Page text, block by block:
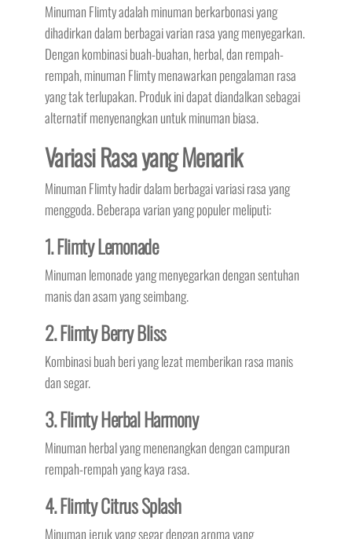
Minuman Flimty adalah minuman berkarbonasi yang
dihadirkan dalam berbagai varian rasa yang menyegarkan.
Dengan kombinasi buah-buahan, herbal, dan rempah-
rempah, minuman Flimty menawarkan pengalaman rasa
yang tak terlupakan. Produk ini dapat diandalkan sebagai
alternatif menyenangkan untuk minuman biasa.
Variasi Rasa yang Menarik
Minuman Flimty hadir dalam berbagai variasi rasa yang
menggoda. Beberapa varian yang populer meliputi:
1. Flimty Lemonade
Minuman lemonade yang menyegarkan dengan sentuhan
manis dan asam yang seimbang.
2. Flimty Berry Bliss
Kombinasi buah beri yang lezat memberikan rasa manis
dan segar.
3. Flimty Herbal Harmony
Minuman herbal yang menenangkan dengan campuran
rempah-rempah yang kaya rasa.
4. Flimty Citrus Splash
Minuman jeruk yang segar dengan aroma yang